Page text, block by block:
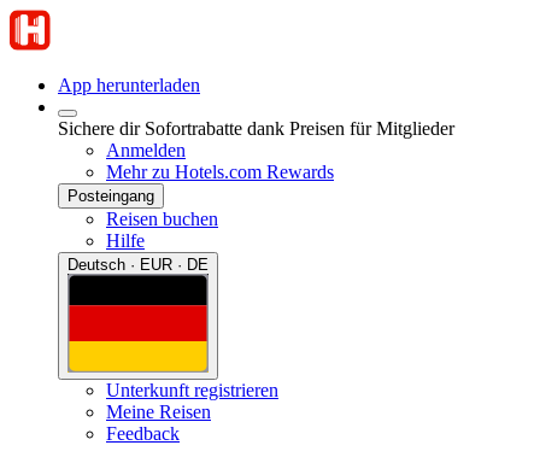
App herunterladen
Sichere dir Sofortrabatte dank Preisen für Mitglieder
Anmelden
Mehr zu Hotels.com Rewards
Posteingang
Reisen buchen
Hilfe
Deutsch · EUR · DE
Unterkunft registrieren
Meine Reisen
Feedback